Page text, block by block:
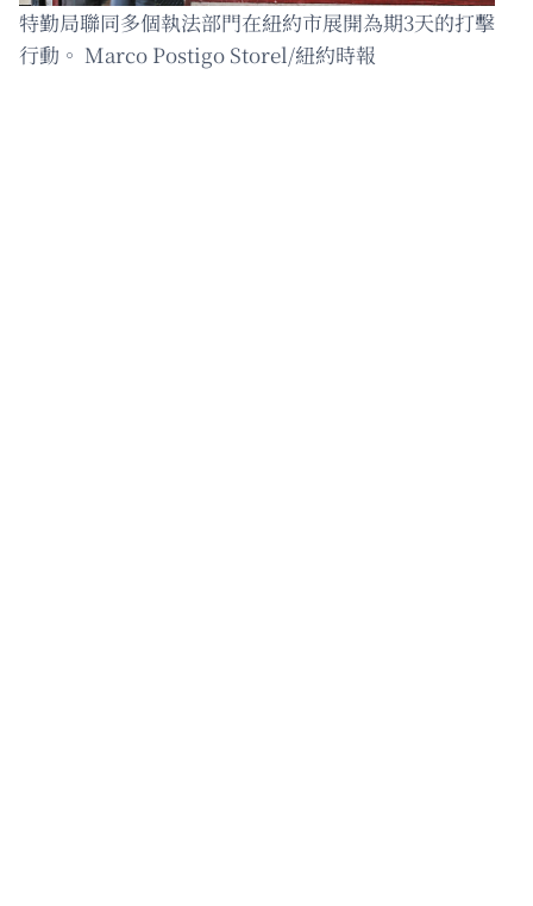
特勤局聯同多個執法部門在紐約市展開為期3天的打擊
行動。 Marco Postigo Storel/紐約時報